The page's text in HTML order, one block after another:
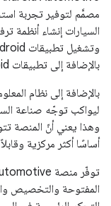
مصمَّم لتوفير تجربة
بالإضافة إلى تطبيقات Android اختيارية تابعة لجهات ثانية وثالثة.
ليواكب توجّه صناعة
وهذا يعني أنّ المنصة
أساسًا أكثر مركزية
المفتوحة والتخصيص